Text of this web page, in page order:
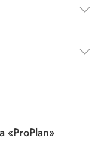
«ProPlan»